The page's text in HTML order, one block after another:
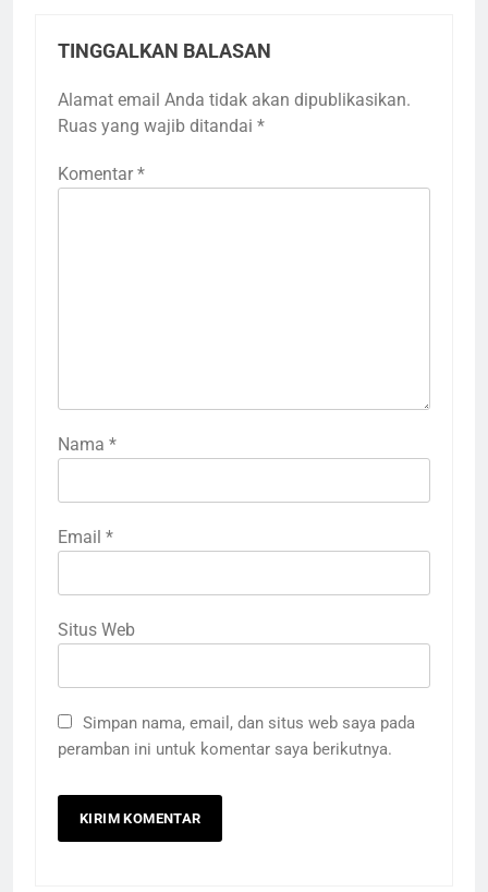
TINGGALKAN BALASAN
Alamat email Anda tidak akan dipublikasikan.
Ruas yang wajib ditandai *
Komentar *
Nama *
Email *
Situs Web
Simpan nama, email, dan situs web saya pada
peramban ini untuk komentar saya berikutnya.